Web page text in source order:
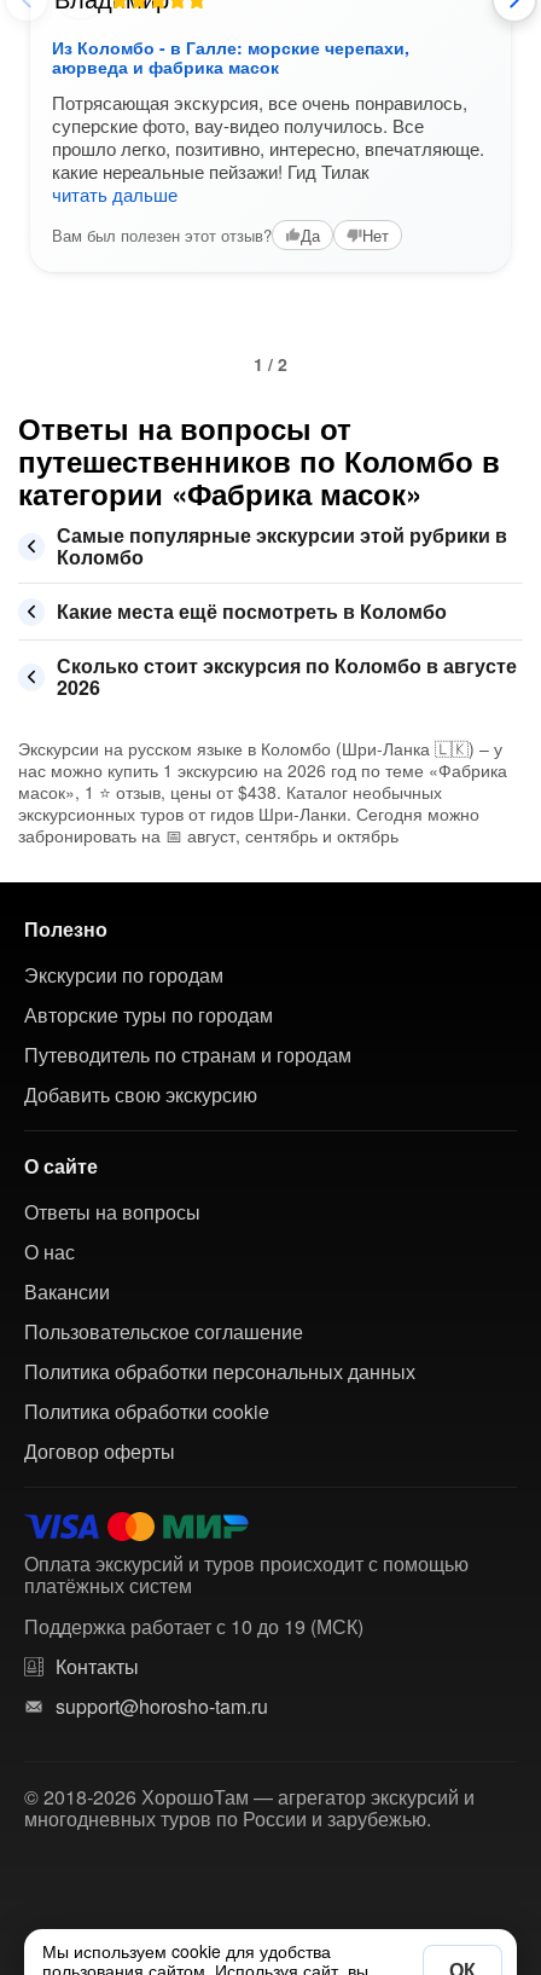
Из Коломбо - в Галле: морские черепахи,
аюрведа и фабрика масок
Потрясающая экскурсия, все очень понравилось,
суперские фото, вау-видео получилось. Все
прошло легко, позитивно, интересно, впечатляюще.
какие нереальные пейзажи! Гид Тилак
читать дальше
Вам был полезен этот отзыв? Да Нет
1 / 2
Ответы на вопросы от
путешественников по Коломбо в
категории «Фабрика масок»
Самые популярные экскурсии этой рубрики в
Коломбо
Какие места ещё посмотреть в Коломбо
Сколько стоит экскурсия по Коломбо в августе
2026
Экскурсии на русском языке в Коломбо (Шри-Ланка 🇱🇰) – у
нас можно купить 1 экскурсию на 2026 год по теме «Фабрика
масок», 1 ⭐ отзыв, цены от $438. Каталог необычных
экскурсионных туров от гидов Шри-Ланки. Сегодня можно
забронировать на 📅 август, сентябрь и октябрь
Полезно
Экскурсии по городам
Авторские туры по городам
Путеводитель по странам и городам
Добавить свою экскурсию
О сайте
Ответы на вопросы
О нас
Вакансии
Пользовательское соглашение
Политика обработки персональных данных
Политика обработки cookie
Договор оферты
Оплата экскурсий и туров происходит с помощью
платёжных систем
Поддержка работает с 10 до 19 (МСК)
Контакты
support@horosho-tam.ru
© 2018-2026 ХорошоТам — агрегатор экскурсий и
многодневных туров по России и зарубежью.
Мы используем cookie для удобства
пользования сайтом. Используя сайт, вы